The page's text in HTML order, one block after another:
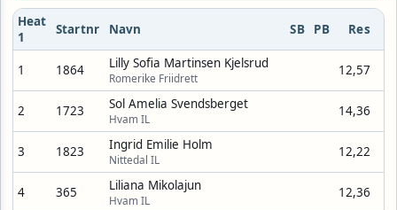
Heat
1
Startnr Navn SB PB Res
1 1864 Lilly Sofia Martinsen Kjelsrud
Romerike Friidrett
12,57
2 1723 Sol Amelia Svendsberget
Hvam IL
14,36
3 1823 Ingrid Emilie Holm
Nittedal IL
12,22
4 365 Liliana Mikolajun
Hvam IL
12,36